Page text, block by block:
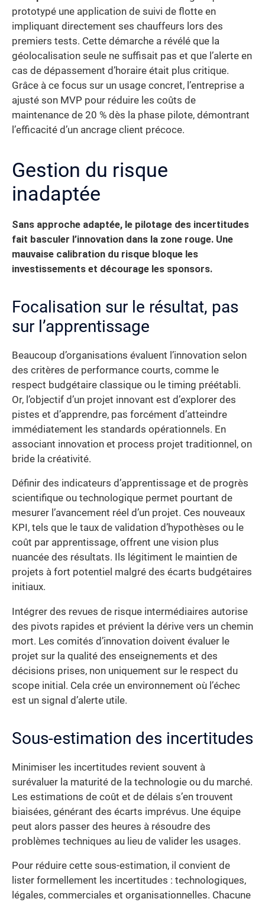
prototypé une application de suivi de flotte en
impliquant directement ses chauffeurs lors des
premiers tests. Cette démarche a révélé que la
géolocalisation seule ne suffisait pas et que l’alerte en
cas de dépassement d’horaire était plus critique.
Grâce à ce focus sur un usage concret, l’entreprise a
ajusté son MVP pour réduire les coûts de
maintenance de 20 % dès la phase pilote, démontrant
l’efficacité d’un ancrage client précoce.
Gestion du risque
inadaptée
Sans approche adaptée, le pilotage des incertitudes
fait basculer l’innovation dans la zone rouge. Une
mauvaise calibration du risque bloque les
investissements et décourage les sponsors.
Focalisation sur le résultat, pas
sur l’apprentissage
Beaucoup d’organisations évaluent l’innovation selon
des critères de performance courts, comme le
respect budgétaire classique ou le timing préétabli.
Or, l’objectif d’un projet innovant est d’explorer des
pistes et d’apprendre, pas forcément d’atteindre
immédiatement les standards opérationnels. En
associant innovation et process projet traditionnel, on
bride la créativité.
Définir des indicateurs d’apprentissage et de progrès
scientifique ou technologique permet pourtant de
mesurer l’avancement réel d’un projet. Ces nouveaux
KPI, tels que le taux de validation d’hypothèses ou le
coût par apprentissage, offrent une vision plus
nuancée des résultats. Ils légitiment le maintien de
projets à fort potentiel malgré des écarts budgétaires
initiaux.
Intégrer des revues de risque intermédiaires autorise
des pivots rapides et prévient la dérive vers un chemin
mort. Les comités d’innovation doivent évaluer le
projet sur la qualité des enseignements et des
décisions prises, non uniquement sur le respect du
scope initial. Cela crée un environnement où l’échec
est un signal d’alerte utile.
Sous-estimation des incertitudes
Minimiser les incertitudes revient souvent à
surévaluer la maturité de la technologie ou du marché.
Les estimations de coût et de délais s’en trouvent
biaisées, générant des écarts imprévus. Une équipe
peut alors passer des heures à résoudre des
problèmes techniques au lieu de valider les usages.
Pour réduire cette sous-estimation, il convient de
lister formellement les incertitudes : technologiques,
légales, commerciales et organisationnelles. Chacune